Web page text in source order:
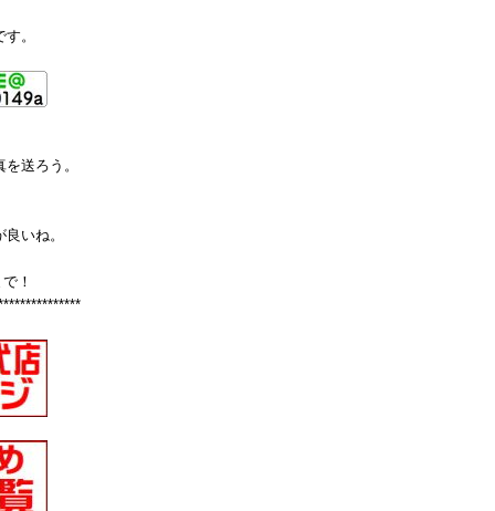
。
送ろう。
いね。
！